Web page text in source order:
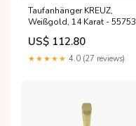
Taufanhänger KREUZ,
Weißgold, 14 Karat - 55753
US$ 112.80
★★★★★ 4.0 (27 reviews)